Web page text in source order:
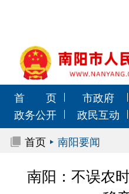
首 页 市政府
政务公开
政民互动
首页
南阳要闻
南阳：不误农